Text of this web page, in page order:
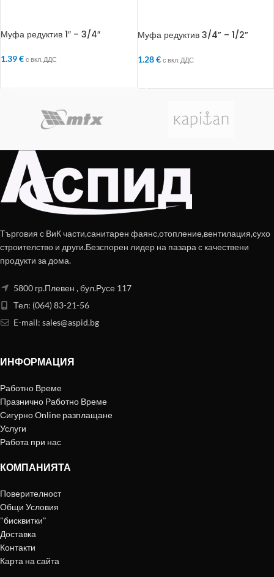
Муфа редуктив 1″ – 3/4″
1.39€ с вкл. ДДС
Муфа редуктив 3/4” – 1/2”
1.28€ с вкл. ДДС
Търговия с ВиК части,санитарен фаянс,отопление,вентилация,сухо
строителство и други.Безспорен лидер на пазара с качествени
продукти за дома.
5800 гр.Плевен , бул.Русе 117
Тел: (064) 83-21-56
E-mail: sales@aspid.bg
ИНФОРМАЦИЯ
Работно Време
Празнично Работно Време
Сигурно Online разплащане
Услуги
Работа при нас
КОМПАНИЯТА
Поверителност
Общи Условия
"бисквитки"
Доставка
Контакти
Карта на сайта